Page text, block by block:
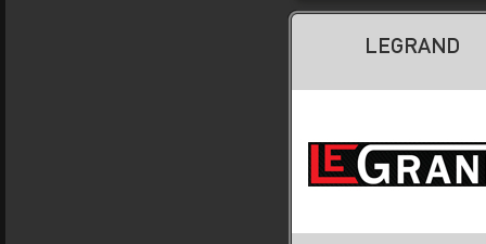
LEGRAND